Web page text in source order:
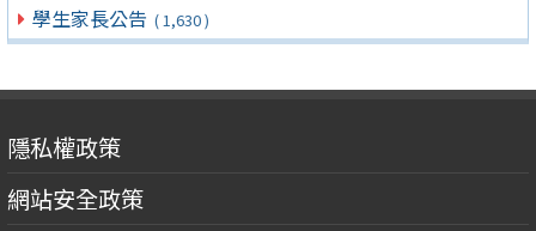
學生家長公告 ( 1,630 )
隱私權政策
網站安全政策